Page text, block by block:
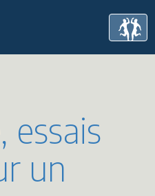
essais
un